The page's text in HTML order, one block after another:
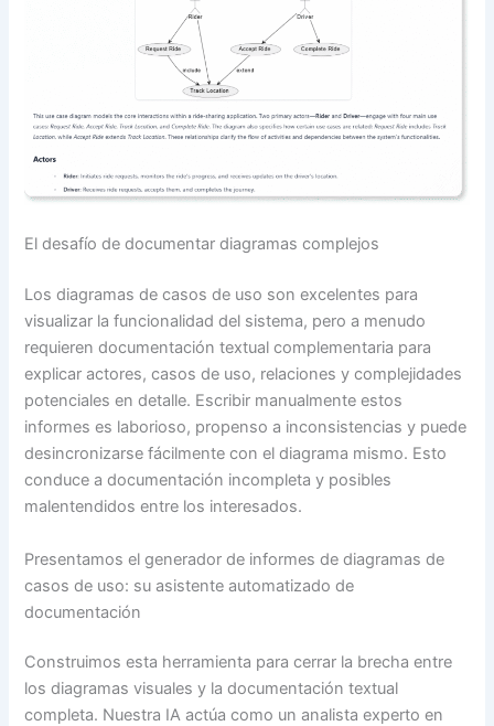
El desafío de documentar diagramas complejos
Los diagramas de casos de uso son excelentes para
visualizar la funcionalidad del sistema, pero a menudo
requieren documentación textual complementaria para
explicar actores, casos de uso, relaciones y complejidades
potenciales en detalle. Escribir manualmente estos
informes es laborioso, propenso a inconsistencias y puede
desincronizarse fácilmente con el diagrama mismo. Esto
conduce a documentación incompleta y posibles
malentendidos entre los interesados.
Presentamos el generador de informes de diagramas de
casos de uso: su asistente automatizado de
documentación
Construimos esta herramienta para cerrar la brecha entre
los diagramas visuales y la documentación textual
completa. Nuestra IA actúa como un analista experto en